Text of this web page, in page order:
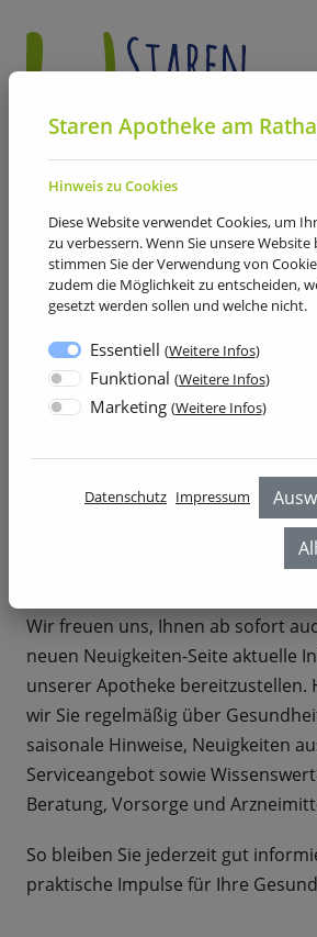
Aktuelles
und Hinweise rund um unsere
Gesundheitsthemen und unseren
Wir halten Sie regelmäßig auf dem
Angebote und Wissenswertes für
Unsere neue Seite
Wir freuen uns, Ihnen ab sofort
neuen Neuigkeiten-Seite aktuelle
unserer Apotheke bereitzustellen.
wir Sie regelmäßig über
saisonale Hinweise, Neuigkeiten
Serviceangebot sowie
Beratung, Vorsorge und
So bleiben Sie jederzeit gut
praktische Impulse für Ihre
Staren Apotheke am
Hinweis zu Cookies
Diese Website verwendet Cookies, um
zu verbessern. Wenn Sie unsere
stimmen Sie der Verwendung von
zudem die Möglichkeit zu entscheiden,
gesetzt werden sollen und welche nicht.
Essentiell (Weitere Infos)
Funktional (Weitere Infos)
Marketing (Weitere Infos)
Datenschutz Impressum